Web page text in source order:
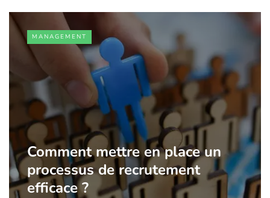
MANAGEMENT
Comment mettre en place un
processus de recrutement
efficace ?